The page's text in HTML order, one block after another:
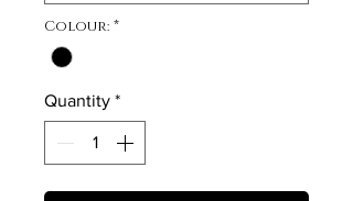
Colour: *
Quantity *